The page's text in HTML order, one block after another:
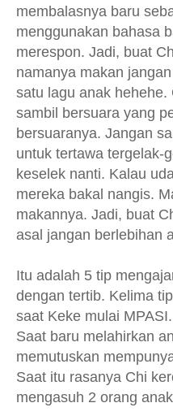
membalasnya baru
menggunakan bahasa
merespon. Jadi, buat
namanya makan
satu lagu anak
sambil bersuara yang
bersuaranya. Jangan
untuk tertawa tergelak-
keselek nanti. Kalau
mereka bakal nangis.
makannya. Jadi, buat
asal jangan berlebihan
Itu adalah 5 tip
dengan tertib. Kelima
saat Keke mulai
Saat baru melahirkan
memutuskan
Saat itu rasanya Chi
mengasuh 2 orang